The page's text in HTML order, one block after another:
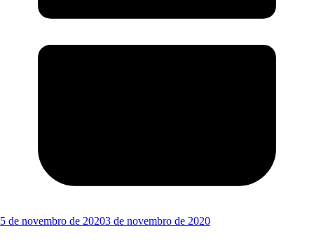
5 de novembro de 20203 de novembro de 2020